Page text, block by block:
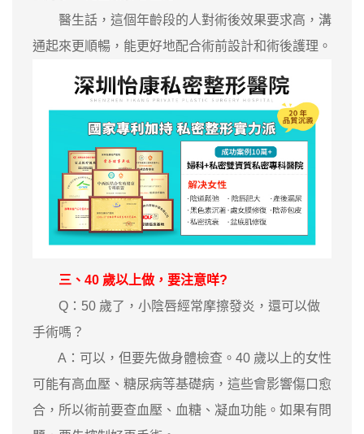
醫生話，這個年齡段的人對術後效果要求高，溝
通起來更順暢，能更好地配合術前設計和術後護理。
三、40 歲以上做，要注意咩?
Q：50 歲了，小陰唇經常摩擦發炎，還可以做
手術嗎？
A：可以，但要先做身體檢查。40 歲以上的女性
可能有高血壓、糖尿病等基礎病，這些會影響傷口愈
合，所以術前要查血壓、血糖、凝血功能。如果有問